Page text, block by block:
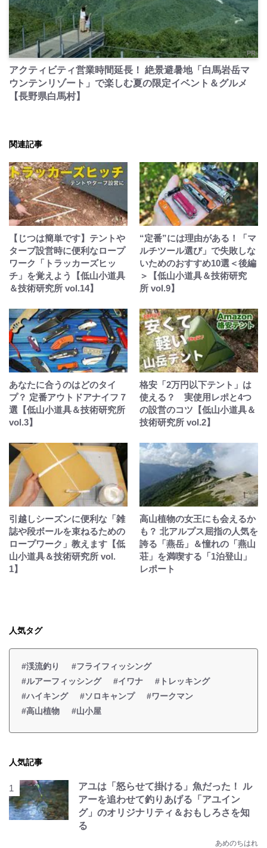
PR
アクティビティ営業時間延長！ 絶景避暑地「白馬岩岳マ
ウンテンリゾート」で楽しむ夏の限定イベント＆グルメ
【長野県白馬村】
関連記事
【じつは簡単です】テントや
タープ設営時に便利なロープ
ワーク「トラッカーズヒッ
チ」を覚えよう【低山小道具
＆技術研究所 vol.14】
“定番”には理由がある！「マ
ルチツール選び」で失敗しな
いためのおすすめ10選＜後編
＞【低山小道具＆技術研究
所 vol.9】
あなたに合うのはどのタイ
プ？ 定番アウトドアナイフ７
選【低山小道具＆技術研究所
vol.3】
格安「2万円以下テント」は
使える？ 実使用レポと4つ
の設営のコツ【低山小道具＆
技術研究所 vol.2】
引越しシーズンに便利な「雑
誌や段ボールを束ねるための
ロープワーク」教えます【低
山小道具＆技術研究所 vol.
1】
高山植物の女王にも会えるか
も？ 北アルプス屈指の人気を
誇る「燕岳」＆憧れの「燕山
荘」を満喫する「1泊登山」
レポート
人気タグ
#渓流釣り
#フライフィッシング
#ルアーフィッシング
#イワナ
#トレッキング
#ハイキング
#ソロキャンプ
#ワークマン
#高山植物
#山小屋
人気記事
アユは「怒らせて掛ける」魚だった！ ル
アーを追わせて釣りあげる「アユイン
グ」のオリジナリティ＆おもしろさを知
る
あめのちはれ